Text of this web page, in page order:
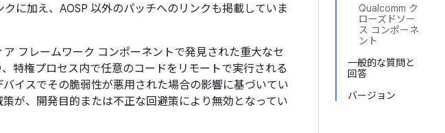
Qualcomm ク
ローズドソー
ス コンポーネ
ント
一般的な質問と
回答
バージョン
に加え、AOSP 以外のパッチへのリンクも掲載していま
フレームワーク コンポーネントで発見された重大なセ
特権プロセス内で任意のコードをリモートで実行される
イスでその脆弱性が悪用された場合の影響に基づいてい
が、開発目的または不正な回避策により無効となってい